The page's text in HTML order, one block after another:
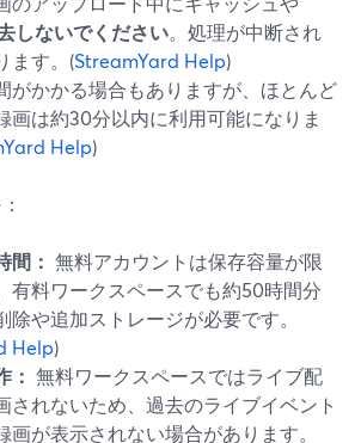
しないでください。処理が中断され
ます。(StreamYard Help)
がかかる場合もありますが、ほとんど
画は約30分以内に利用可能になりま
Help)
間： 無料アカウントは保存容量が限
有料ワークスペースでも約50時間分
除や追加ストレージが必要です。
Help)
： 無料ワークスペースではライブ配
されないため、過去のライブイベント
画が表示されない場合があります。